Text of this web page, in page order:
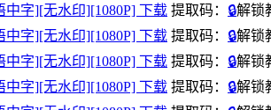
中字][无水印][1080P] 下载 提取码： 🔒解锁
中字][无水印][1080P] 下载 提取码： 🔒解锁
中字][无水印][1080P] 下载 提取码： 🔒解锁
中字][无水印][1080P] 下载 提取码： 🔒解锁